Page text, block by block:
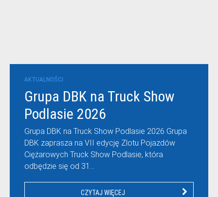
AKTUALNOŚCI
Grupa DBK na Truck Show
Podlasie 2026
Grupa DBK na Truck Show Podlasie 2026 Grupa
DBK zaprasza na VII edycję Zlotu Pojazdów
Ciężarowych Truck Show Podlasie, która
odbędzie się od 31…
CZYTAJ WIĘCEJ